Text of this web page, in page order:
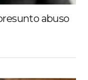
abuso